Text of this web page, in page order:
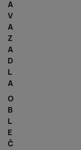
A
V
A
Z
A
D
L
A
O
B
L
E
Č